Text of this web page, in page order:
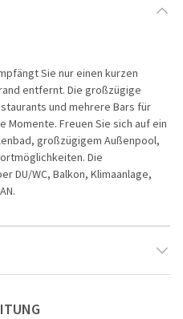
Sie nur einen kurzen
entfernt. Die großzügige
und mehrere Bars für
Momente. Freuen Sie sich auf ein
großzügigem Außenpool,
Die
DU/WC, Balkon, Klimaanlage,